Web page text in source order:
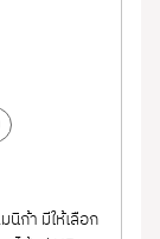
วยให้
ษี ประกัน
ได้อย่าง
ไลน์ และ
ละ HRIS
ยและตรง
ก้า มีให้เลือก